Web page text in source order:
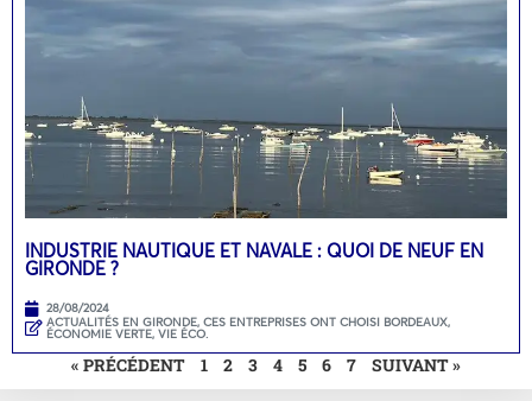
INDUSTRIE NAUTIQUE ET NAVALE : QUOI DE NEUF EN
GIRONDE ?
28/08/2024
ACTUALITÉS EN GIRONDE, CES ENTREPRISES ONT CHOISI BORDEAUX,
ÉCONOMIE VERTE, VIE ÉCO.
« PRÉCÉDENT 1 2 3 4 5 6 7 SUIVANT »